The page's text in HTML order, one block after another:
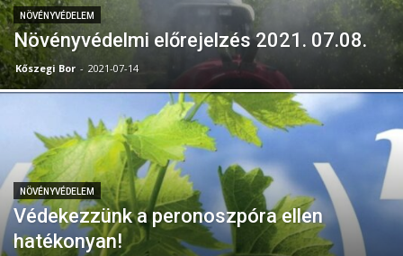
NÖVÉNYVÉDELEM
Növényvédelmi előrejelzés 2021. 07.08.
Kőszegi Bor - 2021-07-14
NÖVÉNYVÉDELEM
Védekezzünk a peronoszpóra ellen
hatékonyan!